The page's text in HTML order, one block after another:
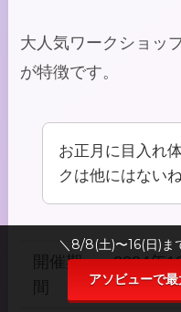
大人気ワークショッ
が特徴です。
お正月に目入れ
クは他にはないね
開催期
2024年
＼8/8(土)〜16(日)ま
アソビューで